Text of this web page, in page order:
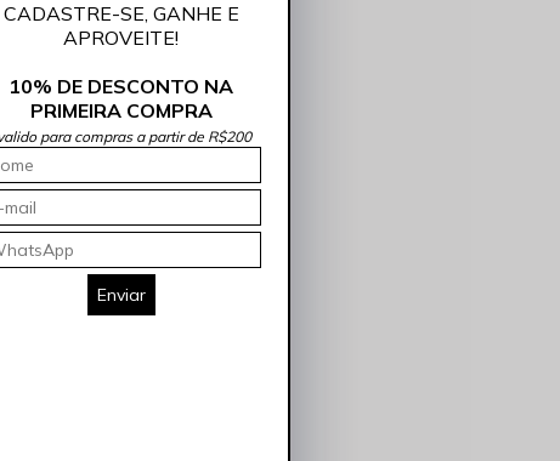
CADASTRE-SE, GANHE E
APROVEITE!
10% DE DESCONTO NA
PRIMEIRA COMPRA
para compras a partir de R$200
Enviar